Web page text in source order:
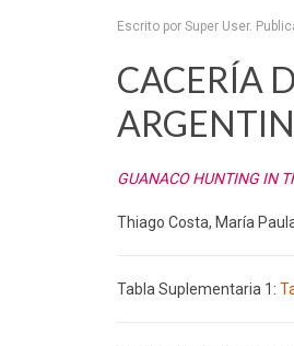
Escrito por Super User.
CACERÍA
GUANACO HUNTING IN
Thiago Costa, María
Tabla Suplementaria 1: